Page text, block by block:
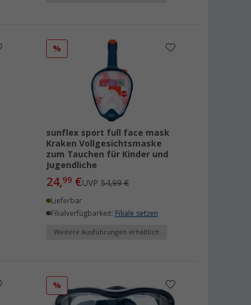
%
sunflex sport full face mask
Kraken Vollgesichtsmaske
zum Tauchen für Kinder und
Jugendliche
24,99 €UVP54,99 €
Lieferbar
Filialverfügbarkeit: Filiale setzen
Weitere Ausführungen erhältlich
%